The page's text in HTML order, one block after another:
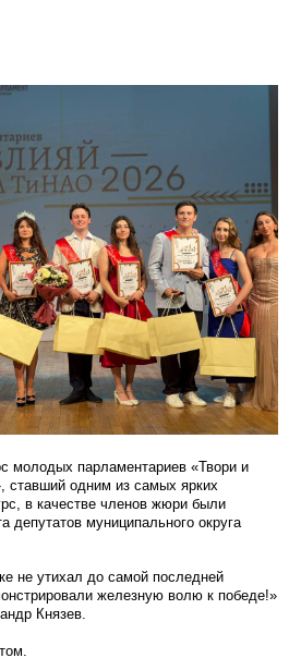
молодых парламентариев «Твори и
одним из самых ярких
в качестве членов жюри были
депутатов муниципального округа
не утихал до самой последней
железную волю к победе!»
Князев.